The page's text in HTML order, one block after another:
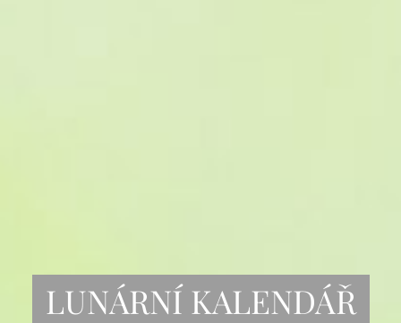
LUNÁRNÍ KALENDÁŘ